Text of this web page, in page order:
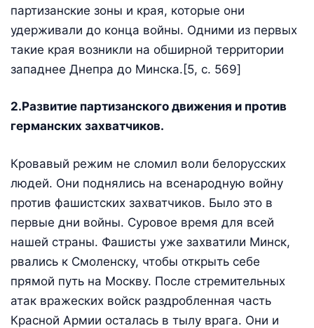
партизанские зоны и края, которые они
удерживали до конца войны. Одними из первых
такие края возникли на обшир­ной территории
западнее Днепра до Минска.[5, c. 569]
2.Развитие партизанского движения и против
германских захватчиков.
Кровавый режим не сломил воли белорусских
людей. Они поднялись на всенародную войну
против фашистских захватчиков. Было это в
первые дни войны. Суровое время для всей
нашей страны. Фашисты уже захватили Минск,
рвались к Смоленску, чтобы открыть себе
прямой путь на Москву. После стремительных
атак вражеских войск раздробленная часть
Красной Армии осталась в тылу врага. Они и